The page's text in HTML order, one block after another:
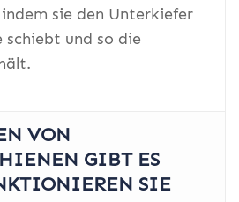
sie den Unterkiefer
schiebt und so die
VON
GIBT ES
SIE